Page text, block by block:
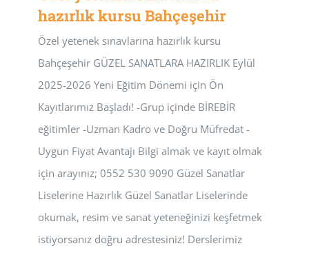
hazırlık kursu Bahçeşehir
Özel yetenek sınavlarına hazırlık kursu
Bahçeşehir GÜZEL SANATLARA HAZIRLIK Eylül
2025-2026 Yeni Eğitim Dönemi için Ön
Kayıtlarımız Başladı! -Grup içinde BİREBİR
eğitimler -Uzman Kadro ve Doğru Müfredat -
Uygun Fiyat Avantajı Bilgi almak ve kayıt olmak
için arayınız; 0552 530 9090 Güzel Sanatlar
Liselerine Hazırlık Güzel Sanatlar Liselerinde
okumak, resim ve sanat yeteneğinizi keşfetmek
istiyorsanız doğru adrestesiniz! Derslerimiz